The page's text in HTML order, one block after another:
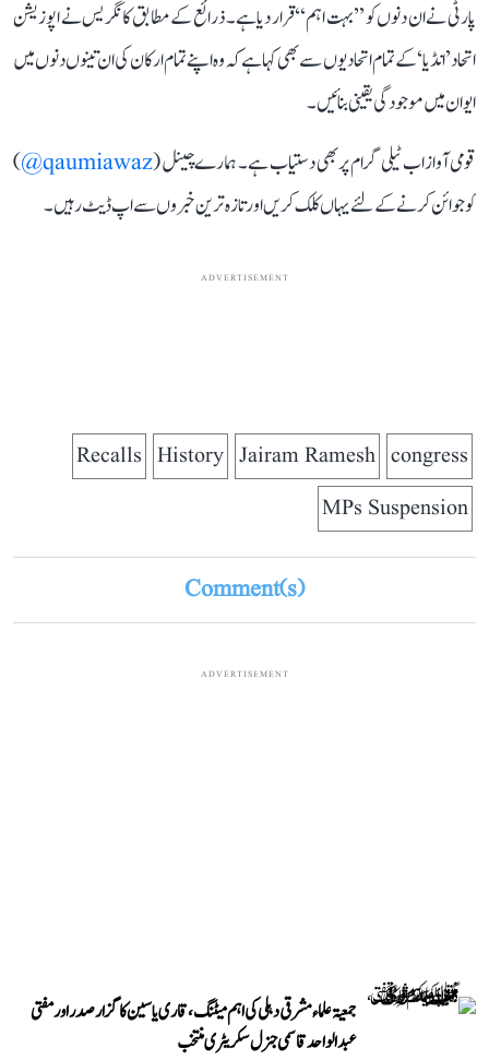
پارٹی نے ان دنوں کو ’’بہت اہم‘‘ قرار دیا ہے۔ ذرائع کے مطابق کانگریس نے اپوزیشن
اتحاد ’انڈیا‘ کے تمام اتحادیوں سے بھی کہا ہے کہ وہ اپنے تمام ارکان کی ان تینوں دنوں میں
ایوان میں موجودگی یقینی بنائیں۔
قومی آواز اب ٹیلی گرام پر بھی دستیاب ہے۔ ہمارے چینل (qaumiawaz@
)
کو جوائن کرنے کے لئے یہاں کلک کریں اور تازہ ترین خبروں سے اپ ڈیٹ رہیں۔
ADVERTISEMENT
congress
Jairam Ramesh
History
Recalls
MPs Suspension
Comment(s)
ADVERTISEMENT
جمعیۃ علماء مشرقی دہلی کی اہم میٹنگ، قاری یاسین کا گزار صدر اور مفتی
عبد الواحد قاسمی جنرل سکریٹری منتخب